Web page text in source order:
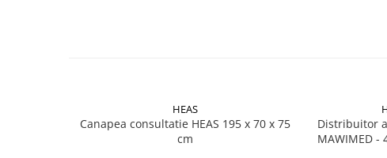
HEAS
Canapea consultatie HEAS 195 x 70 x 75
cm
Distribuitor
MAWIMED -